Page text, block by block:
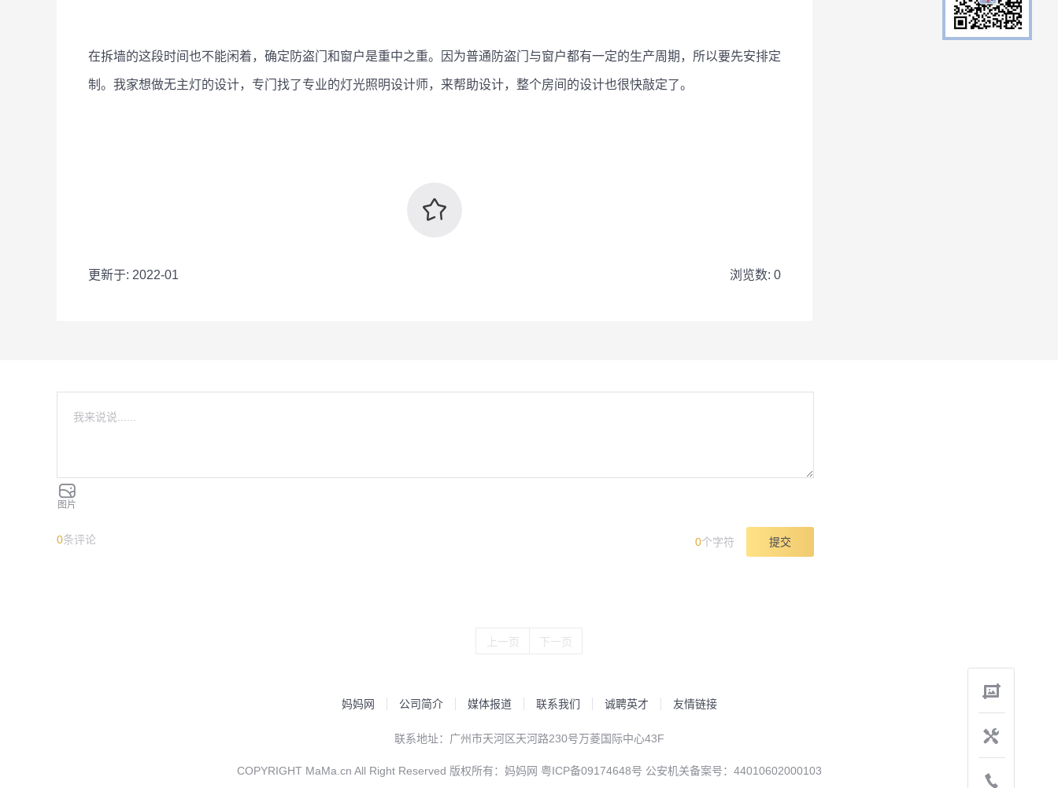
在拆墙的这段时间也不能闲着，确定防盗门和窗户是重中之重。因为普通防盗门与窗户都有一定的生产周期，所以要先安排定
制。我家想做无主灯的设计，专门找了专业的灯光照明设计师，来帮助设计，整个房间的设计也很快敲定了。
更新于: 2022-01 浏览数: 0
图片
0条评论 0个字符 提交
上一页 下一页
妈妈网 公司简介 媒体报道 联系我们 诚聘英才 友情链接
联系地址：广州市天河区天河路230号万菱国际中心43F
COPYRIGHT MaMa.cn All Right Reserved 版权所有：妈妈网 粤ICP备09174648号 公安机关备案号： 44010602000103